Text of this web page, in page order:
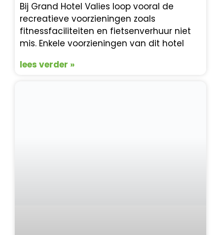
Bij Grand Hotel Valies loop vooral de
recreatieve voorzieningen zoals
fitnessfaciliteiten en fietsenverhuur niet
mis. Enkele voorzieningen van dit hotel
lees verder »